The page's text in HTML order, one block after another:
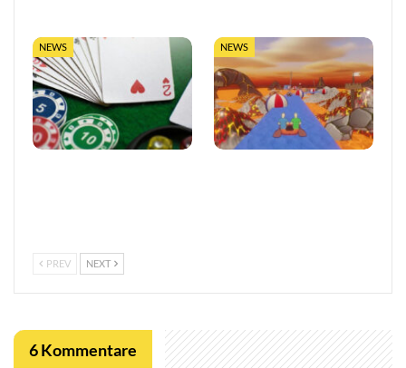
NEWS NEWS
PREV NEXT
6 Kommentare